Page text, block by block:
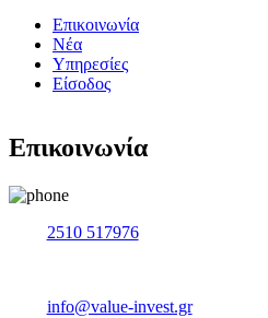
Επικοινωνία
Νέα
Υπηρεσίες
Είσοδος
Επικοινωνία
2510 517976
info@value-invest.gr